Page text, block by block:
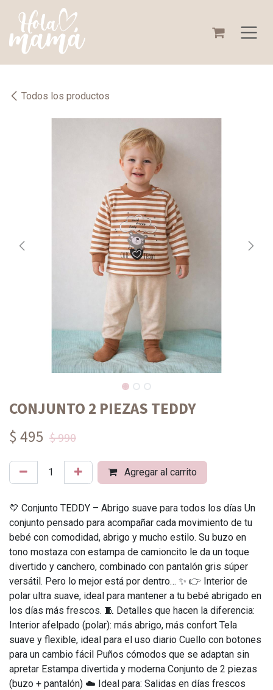
Todos los productos
CONJUNTO 2 PIEZAS TEDDY
$ 495 $ 990
Agregar al carrito
💛 Conjunto TEDDY – Abrigo suave para todos los días Un
conjunto pensado para acompañar cada movimiento de tu
bebé con comodidad, abrigo y mucho estilo. Su buzo en
tono mostaza con estampa de camioncito le da un toque
divertido y canchero, combinado con pantalón gris súper
versátil. Pero lo mejor está por dentro… ✨ 👉 Interior de
polar ultra suave, ideal para mantener a tu bebé abrigado en
los días más frescos. 🧵 Detalles que hacen la diferencia:
Interior afelpado (polar): más abrigo, más confort Tela
suave y flexible, ideal para el uso diario Cuello con botones
para un cambio fácil Puños cómodos que se adaptan sin
apretar Estampa divertida y moderna Conjunto de 2 piezas
(buzo + pantalón) ☁️ Ideal para: Salidas en días frescos